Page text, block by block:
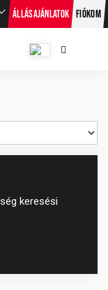
ÁLLÁSAJÁNLATOK FIÓKOM
keresési